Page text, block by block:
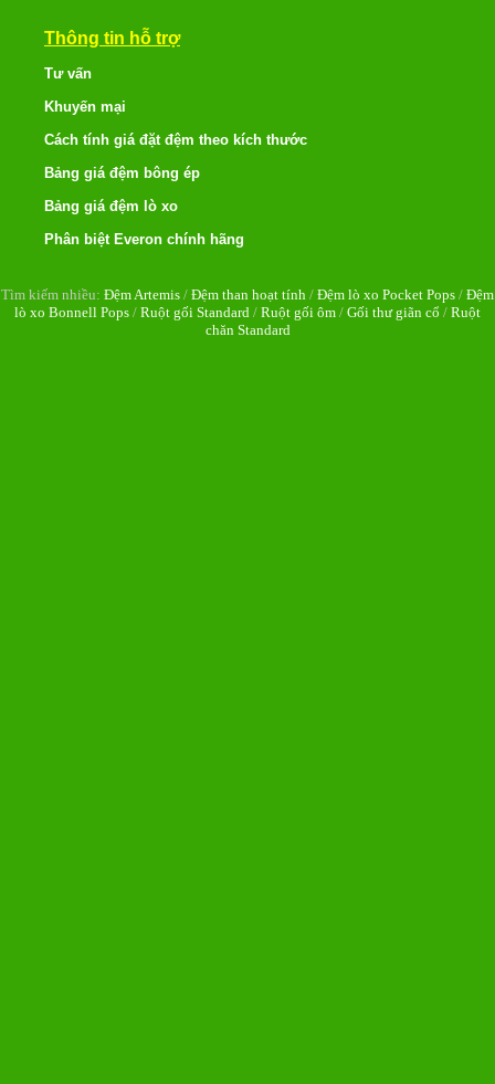
Thông tin hỗ trợ
Tư vấn
Khuyến mại
Cách tính giá đặt đệm theo kích thước
Bảng giá đệm bông ép
Bảng giá đệm lò xo
Phân biệt Everon chính hãng
Tìm kiếm nhiều: Đệm Artemis / Đệm than hoạt tính / Đệm lò xo Pocket Pops / Đệm
lò xo Bonnell Pops / Ruột gối Standard / Ruột gối ôm / Gối thư giãn cổ / Ruột
chăn Standard